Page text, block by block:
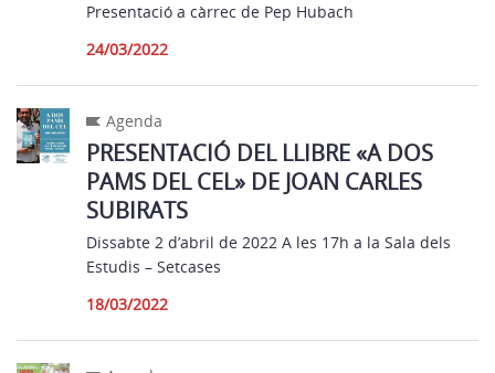
Presentació a càrrec de Pep Hubach
24/03/2022
Agenda
PRESENTACIÓ DEL LLIBRE «A DOS
PAMS DEL CEL» DE JOAN CARLES
SUBIRATS
Dissabte 2 d’abril de 2022 A les 17h a la Sala dels
Estudis – Setcases
18/03/2022